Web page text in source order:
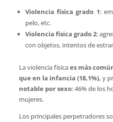
Violencia física grado 1:
pelo, etc.
Violencia física grado 2:
con objetos, intentos de
La violencia físicaes más
que en la infancia (18,1%), y
notable por sexo: 46% de los
mujeres.
Los principales perpetradores